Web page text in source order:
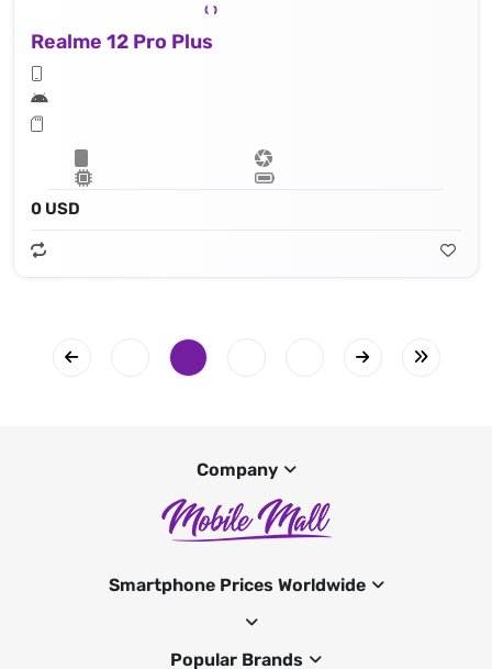
Realme 12 Pro Plus
0 USD
Company
Smartphone Prices Worldwide
Popular Brands